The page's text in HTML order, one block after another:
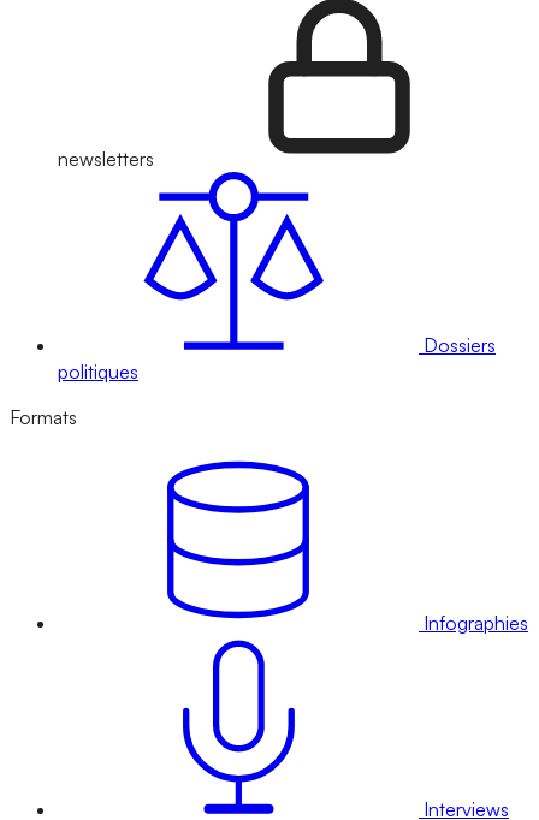
newsletters
Dossiers
politiques
Formats
Infographies
Interviews